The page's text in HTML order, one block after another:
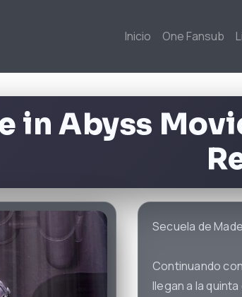
Inicio One Fansub
in Abyss
Secuela de
Continuando
llegan a la